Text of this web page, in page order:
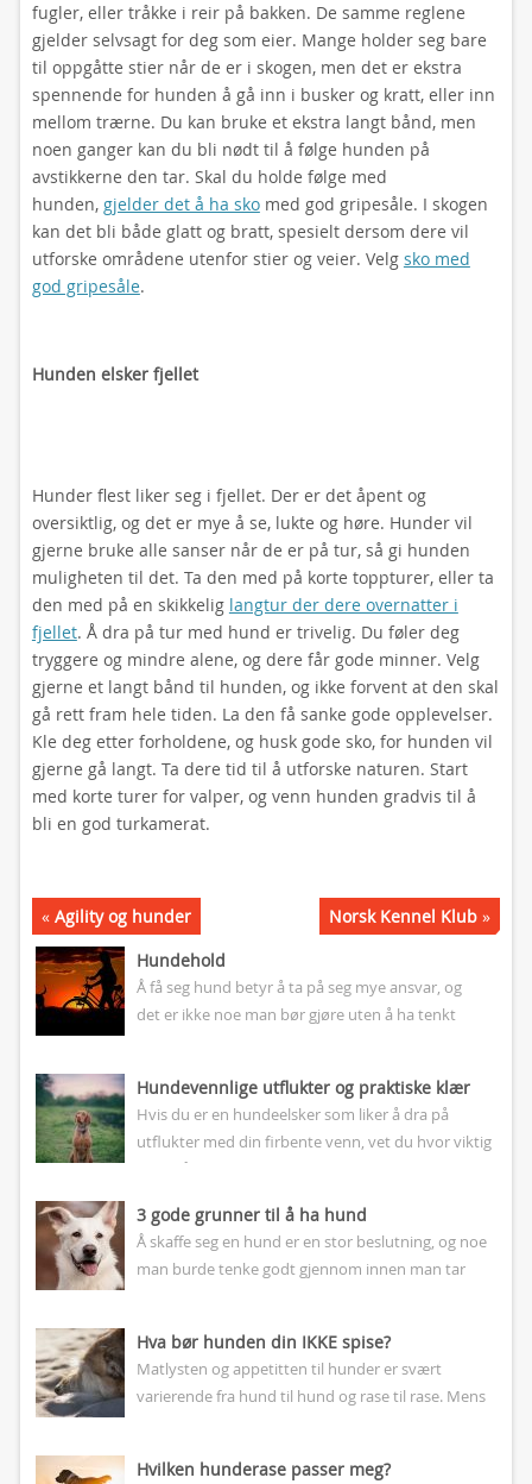
fugler, eller tråkke i reir på bakken. De samme reglene
gjelder selvsagt for deg som eier. Mange holder seg bare
til oppgåtte stier når de er i skogen, men det er ekstra
spennende for hunden å gå inn i busker og kratt, eller inn
mellom trærne. Du kan bruke et ekstra langt bånd, men
noen ganger kan du bli nødt til å følge hunden på
avstikkerne den tar. Skal du holde følge med
hunden, gjelder det å ha skomed god gripesåle. I skogen
kan det bli både glatt og bratt, spesielt dersom dere vil
utforske områdene utenfor stier og veier. Velg sko med
god gripesåle.
Hunden elsker fjellet
Hunder flest liker seg i fjellet. Der er det åpent og
oversiktlig, og det er mye å se, lukte og høre. Hunder vil
gjerne bruke alle sanser når de er på tur, så gi hunden
muligheten til det. Ta den med på korte toppturer, eller ta
den med på en skikkelig langtur der dere overnatter i
fjellet. Å dra på tur med hund er trivelig. Du føler deg
tryggere og mindre alene, og dere får gode minner. Velg
gjerne et langt bånd til hunden, og ikke forvent at den skal
gå rett fram hele tiden. La den få sanke gode opplevelser.
Kle deg etter forholdene, og husk gode sko, for hunden vil
gjerne gå langt. Ta dere tid til å utforske naturen. Start
med korte turer for valper, og venn hunden gradvis til å
bli en god turkamerat.
« Agility og hunder Norsk Kennel Klub »
Hundehold
Å få seg hund betyr å ta på seg mye ansvar, og
det er ikke noe man bør gjøre uten å ha tenkt
Hundevennlige utflukter og praktiske klær
Hvis du er en hundeelsker som liker å dra på
utflukter med din firbente venn, vet du hvor viktig
det er å ha praktiske klær...
3 gode grunner til å ha hund
Å skaffe seg en hund er en stor beslutning, og noe
man burde tenke godt gjennom innen man tar
Hva bør hunden din IKKE spise?
Matlysten og appetitten til hunder er svært
varierende fra hund til hund og rase til rase. Mens
Hvilken hunderase passer meg?